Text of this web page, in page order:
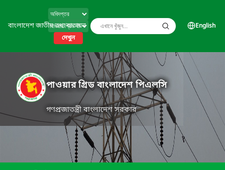
বাংলাদেশ জাতীয় তথ্য বাতায়ন
দেখুন
English
পাওয়ার গ্রিড বাংলাদেশ পিএলসি
গণপ্রজাতন্ত্রী বাংলাদেশ সরকার